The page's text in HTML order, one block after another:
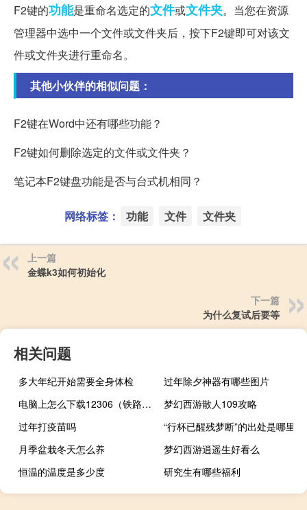
F2键的功能是重命名选定的文件或文件夹。当您在资源
管理器中选中一个文件或文件夹后，按下F2键即可对该文
件或文件夹进行重命名。
其他小伙伴的相似问题：
F2键在Word中还有哪些功能？
F2键如何删除选定的文件或文件夹？
笔记本F2键盘功能是否与台式机相同？
网络标签： 功能 文件 文件夹
上一篇
金蝶k3如何初始化
下一篇
为什么复试后要等
相关问题
多大年纪开始需要全身体检
过年除夕神器有哪些图片
电脑上怎么下载12306（铁路12306电脑版怎样下载）
梦幻西游散人109攻略
过年打疫苗吗
“行杯已醒残梦断”的出处是哪里
月季盆栽冬天怎么养
梦幻西游逍遥生好看么
恒温的温度是多少度
研究生有哪些福利